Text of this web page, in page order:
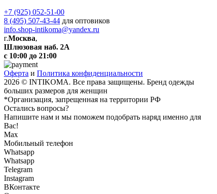
+7 (925) 052-51-00
8 (495) 507-43-44 для оптовиков
info.shop-intikoma@yandex.ru
г.Москва,
Шлюзовая наб. 2А
с 10:00 до 21:00
Оферта и Политика конфиденциальности
2026 © INTIKOMA. Все права защищены. Бренд одежды
больших размеров для женщин
*Организация, запрещенная на территории РФ
Остались вопросы?
Напишите нам и мы поможем подобрать наряд именно для
Вас!
Max
Мобильный телефон
Whatsapp
Whatsapp
Telegram
Instagram
ВКонтакте